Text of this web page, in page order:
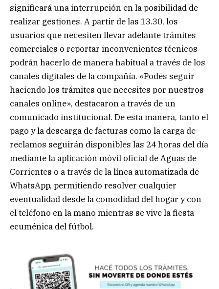
significará una interrupción en la posibilidad de
realizar gestiones. A partir de las 13.30, los
usuarios que necesiten llevar adelante trámites
comerciales o reportar inconvenientes técnicos
podrán hacerlo de manera habitual a través de los
canales digitales de la compañía. «Podés seguir
haciendo los trámites que necesites por nuestros
canales online», destacaron a través de un
comunicado institucional. De esta manera, tanto el
pago y la descarga de facturas como la carga de
reclamos seguirán disponibles las 24 horas del día
mediante la aplicación móvil oficial de Aguas de
Corrientes o a través de la línea automatizada de
WhatsApp, permitiendo resolver cualquier
eventualidad desde la comodidad del hogar y con
el teléfono en la mano mientras se vive la fiesta
ecuménica del fútbol.